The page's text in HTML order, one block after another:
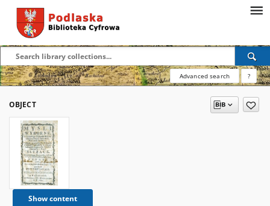
Advanced search ?
OBJECT
Show content